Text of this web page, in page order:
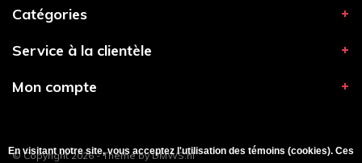
Catégories
Service à la clientèle
Mon compte
© Copyright 2026 - Theme byDMWS.nl
En visitant notre site, vous acceptez l'utilisation des témoins (cookies). Ces